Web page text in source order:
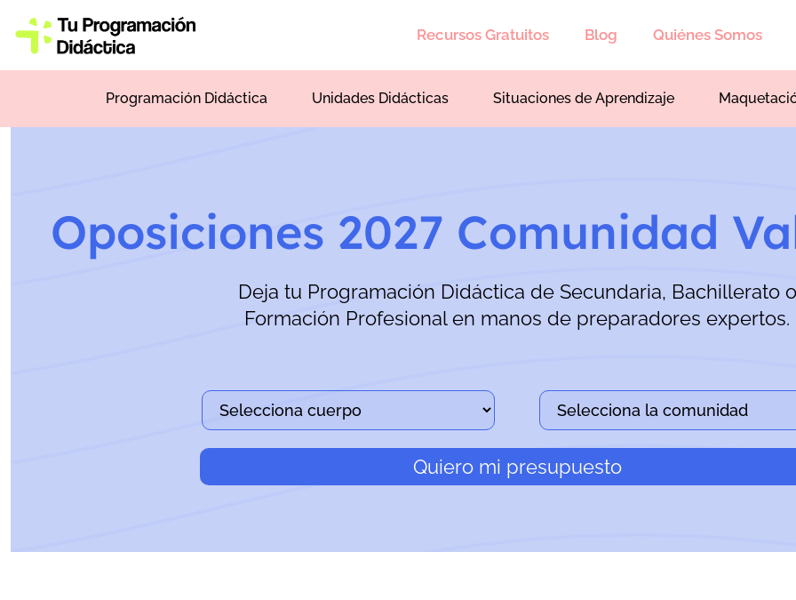
Recursos Gratuitos Blog Quiénes Somos
Programación Didáctica Unidades Didácticas Situaciones de Aprendizaje
Oposiciones 2027 Comunidad
Deja tu Programación Didáctica de Secundaria, Bachillerato o
Formación Profesional en manos de preparadores expertos.
Quiero mi presupuesto